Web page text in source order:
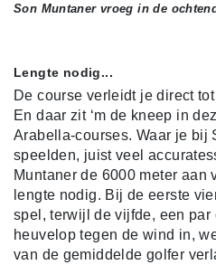
Son Muntaner vroeg in de
Lengte nodig...
De course verleidt je direct
En daar zit ‘m de kneep in
Arabella-courses. Waar je bij
speelden, juist veel
Muntaner de 6000 meter aan
lengte nodig. Bij de eerste
spel, terwijl de vijfde, een par
heuvelop tegen de wind in,
van de gemiddelde golfer